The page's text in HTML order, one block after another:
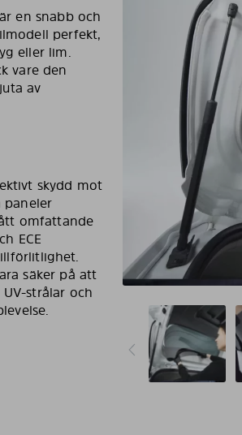
en snabb och
perfekt,
eller lim.
vare den
av
skydd mot
paneler
omfattande
ECE
säker på att
strålar och